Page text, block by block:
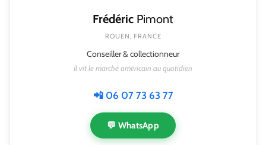
Frédéric Pimont
ROUEN, FRANCE
Conseiller & collectionneur
Il vit le marché américain au quotidien
📲 06 07 73 63 77
💬 WhatsApp